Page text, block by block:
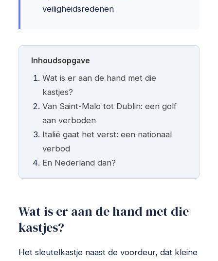
veiligheidsredenen
Inhoudsopgave
Wat is er aan de hand met die
kastjes?
Van Saint-Malo tot Dublin: een golf
aan verboden
Italië gaat het verst: een nationaal
verbod
En Nederland dan?
Wat is er aan de hand met die
kastjes?
Het sleutelkastje naast de voordeur, dat kleine